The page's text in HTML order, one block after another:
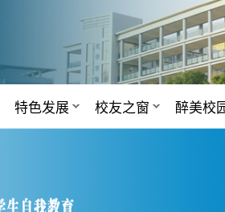
特色发展 校友之窗 醉美校